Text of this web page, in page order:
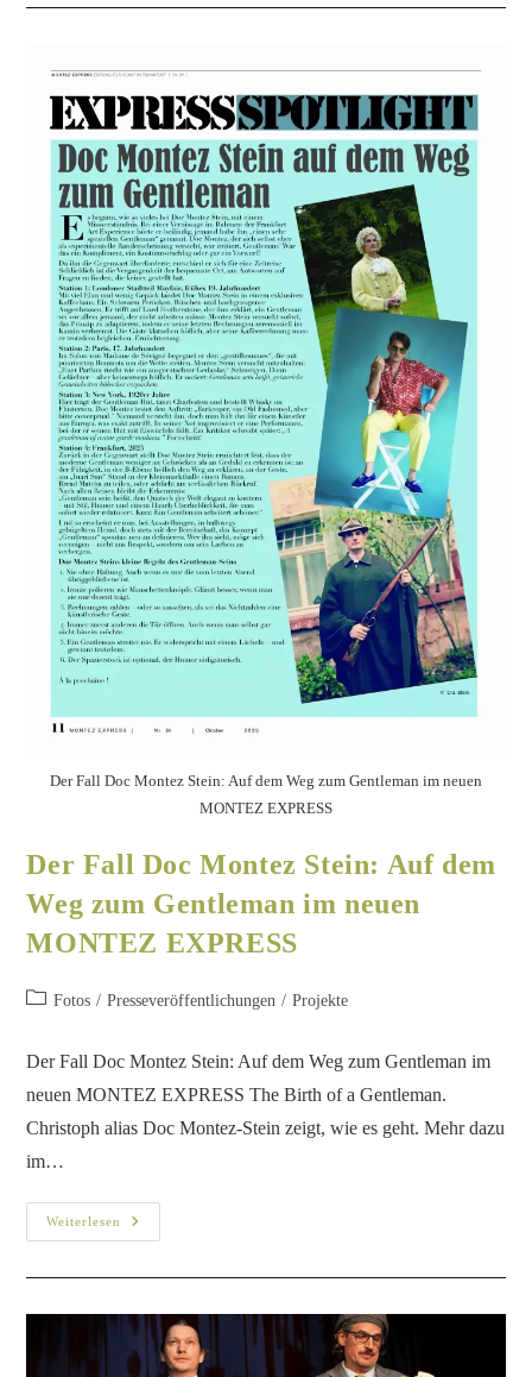
Der Fall Doc Montez Stein: Auf dem Weg zum Gentleman im neuen
MONTEZ EXPRESS
Der Fall Doc Montez Stein: Auf dem
Weg zum Gentleman im neuen
MONTEZ EXPRESS
Fotos / Presseveröffentlichungen / Projekte
Der Fall Doc Montez Stein: Auf dem Weg zum Gentleman im
neuen MONTEZ EXPRESS The Birth of a Gentleman.
Christoph alias Doc Montez-Stein zeigt, wie es geht. Mehr dazu
im…
Weiterlesen